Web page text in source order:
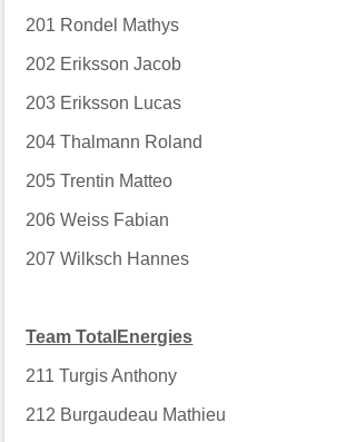
201 Rondel Mathys
202 Eriksson Jacob
203 Eriksson Lucas
204 Thalmann Roland
205 Trentin Matteo
206 Weiss Fabian
207 Wilksch Hannes
Team TotalEnergies
211 Turgis Anthony
212 Burgaudeau Mathieu